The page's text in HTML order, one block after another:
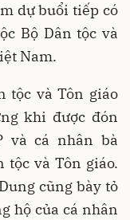
dự buổi tiếp có
Bộ Dân tộc và
Nam.
tộc và Tôn giáo
khi được đón
và cá nhân bà
tộc và Tôn giáo.
cũng bày tỏ
hộ của cá nhân